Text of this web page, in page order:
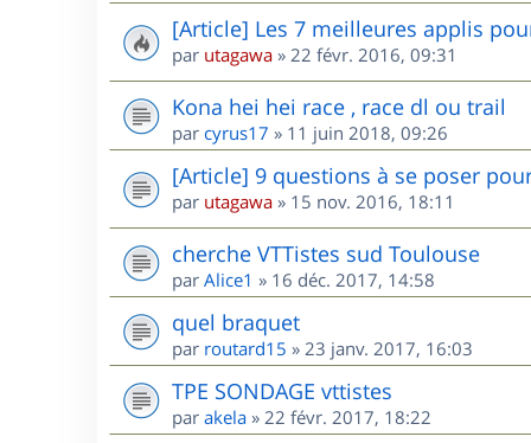
[Article] Les 7 meilleures applis
par utagawa » 22 févr. 2016, 09:31
Kona hei hei race , race dl ou trail
par cyrus17 » 11 juin 2018, 09:26
[Article] 9 questions à se poser
par utagawa » 15 nov. 2016, 18:11
cherche VTTistes sud Toulouse
par Alice1 » 16 déc. 2017, 14:58
quel braquet
par routard15 » 23 janv. 2017, 16:03
TPE SONDAGE vttistes
par akela » 22 févr. 2017, 18:22